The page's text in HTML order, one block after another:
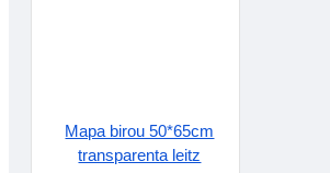
Mapa birou 50*65cm
transparenta leitz